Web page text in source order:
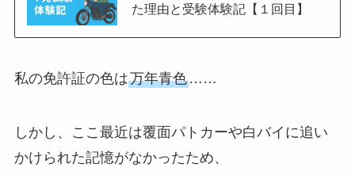
た理由と受験体験記【１回目】
私の免許証の色は万年青色……
しかし、ここ最近は覆面パトカーや白バイに追い
かけられた記憶がなかったため、